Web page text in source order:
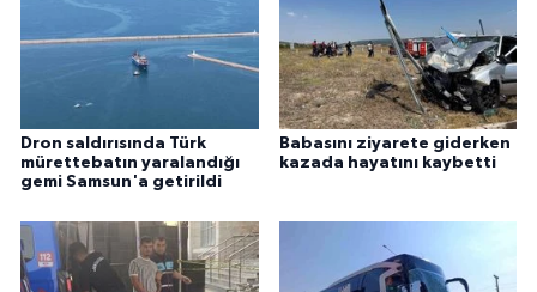
Dron saldırısında Türk
mürettebatın yaralandığı
gemi Samsun'a getirildi
Babasını ziyarete giderken
kazada hayatını kaybetti